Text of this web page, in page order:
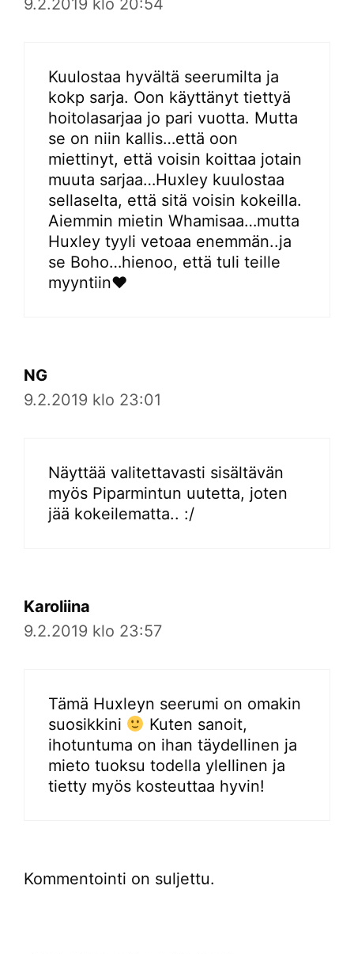
9.2.2019 klo 20:54
Kuulostaa hyvältä seerumilta ja
kokp sarja. Oon käyttänyt tiettyä
hoitolasarjaa jo pari vuotta. Mutta
se on niin kallis…että oon
miettinyt, että voisin koittaa jotain
muuta sarjaa…Huxley kuulostaa
sellaselta, että sitä voisin kokeilla.
Aiemmin mietin Whamisaa…mutta
Huxley tyyli vetoaa enemmän..ja
se Boho…hienoo, että tuli teille
myyntiin♥️
NG
9.2.2019 klo 23:01
Näyttää valitettavasti sisältävän
myös Piparmintun uutetta, joten
jää kokeilematta.. :/
Karoliina
9.2.2019 klo 23:57
Tämä Huxleyn seerumi on omakin
suosikkini
Kuten sanoit,
ihotuntuma on ihan täydellinen ja
mieto tuoksu todella ylellinen ja
tietty myös kosteuttaa hyvin!
Kommentointi on suljettu.